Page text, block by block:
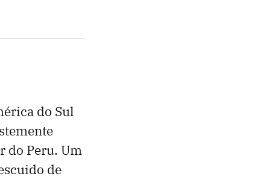
do Sul
do Peru. Um
de